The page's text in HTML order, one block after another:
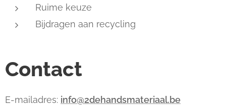
Ruime keuze
Bijdragen aan recycling
Contact
E-mailadres: info@2dehandsmateriaal.be